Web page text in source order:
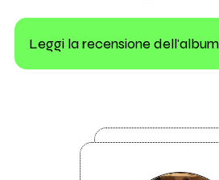
Leggi la recensione